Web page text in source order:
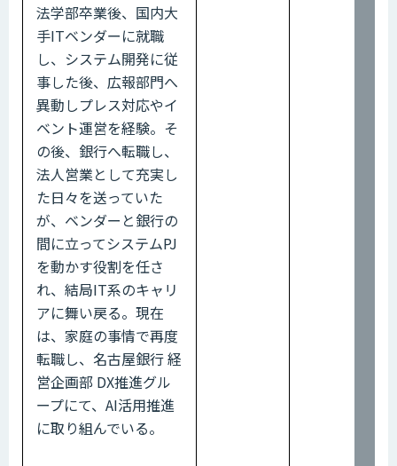
法学部卒業後、国内大
手ITベンダーに就職
し、システム開発に従
事した後、広報部門へ
異動しプレス対応やイ
ベント運営を経験。そ
の後、銀行へ転職し、
法人営業として充実し
た日々を送っていた
が、ベンダーと銀行の
間に立ってシステムPJ
を動かす役割を任さ
れ、結局IT系のキャリ
アに舞い戻る。現在
は、家庭の事情で再度
転職し、名古屋銀行 経
営企画部 DX推進グル
ープにて、AI活用推進
に取り組んでいる。